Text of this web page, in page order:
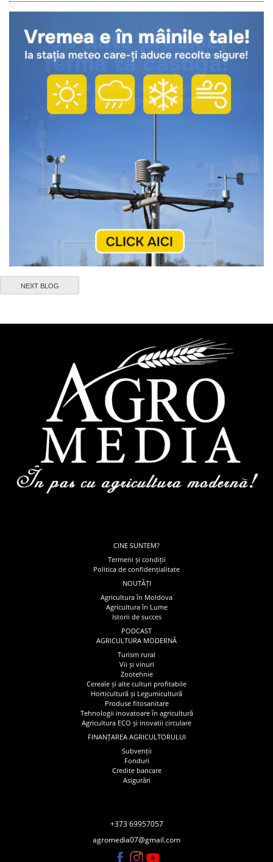
NEXT BLOG
CINE SUNTEM?
Termeni și condiții
Politica de confidențialitate
NOUTĂȚI
Agricultura în Moldova
Agricultura în Lume
Istorii de succes
PODCAST
AGRICULTURA MODERNĂ
Turism rural
Vii și vinuri
Zootehnie
Cereale și alte culturi profitabile
Horticultură și Legumicultură
Produse fitosanitare
Tehnologii inovatoare în agricultură
Agricultura ECO și inovatii circulare
FINANȚAREA AGRICULTORULUI
Subvenții
Fonduri
Credite bancare
Asigurări
+373 69957057
agromedia07@gmail.com